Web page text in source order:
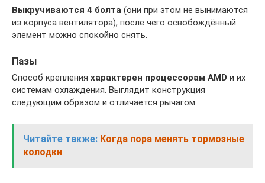
Выкручиваются 4 болта (они при этом не вынимаются
из корпуса вентилятора), после чего освобождённый
элемент можно спокойно снять.
Пазы
Способ крепления характерен процессорам AMD и их
системам охлаждения. Выглядит конструкция
следующим образом и отличается рычагом:
Читайте также: Когда пора менять тормозные
колодки